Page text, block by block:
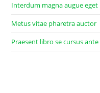
Interdum magna augue eget
Metus vitae pharetra auctor
Praesent libro se cursus ante